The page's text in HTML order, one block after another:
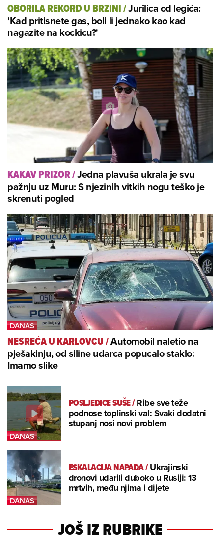
OBORILA REKORD U BRZINI/Jurilica od legića:
'Kad pritisnete gas, boli li jednako kao kad
nagazite na kockicu?'
KAKAV PRIZOR/Jedna plavuša ukrala je svu
pažnju uz Muru: S njezinih vitkih nogu teško je
skrenuti pogled
NESREĆA U KARLOVCU/Automobil naletio na
pješakinju, od siline udarca popucalo staklo:
Imamo slike
POSLJEDICE SUŠE/Ribe sve teže
podnose toplinski val: Svaki dodatni
stupanj nosi novi problem
ESKALACIJA NAPADA/Ukrajinski
dronovi udarili duboko u Rusiji: 13
mrtvih, među njima i dijete
JOŠ IZ RUBRIKE